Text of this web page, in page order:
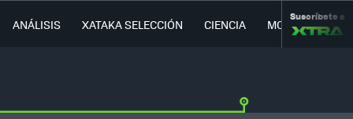
ANÁLISIS XATAKA SELECCIÓN CIENCIA MOVILIDAD
Suscríbete a